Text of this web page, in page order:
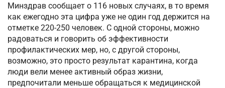
Минздрав сообщает о 116 новых случаях, в то время
как ежегодно эта цифра уже не один год держится на
отметке 220-250 человек. С одной стороны, можно
радоваться и говорить об эффективности
профилактических мер, но, с другой стороны,
возможно, это просто результат карантина, когда
люди вели менее активный образ жизни,
предпочитали меньше обращаться к медицинской